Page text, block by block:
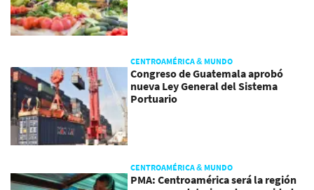
CENTROAMÉRICA & MUNDO
Congreso de Guatemala aprobó
nueva Ley General del Sistema
Portuario
CENTROAMÉRICA & MUNDO
PMA: Centroamérica será la región